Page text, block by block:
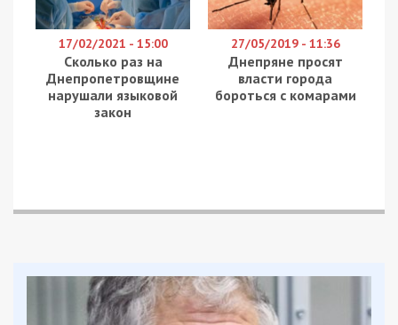
17/02/2021 - 15:00
Сколько раз на
Днепропетровщине
нарушали языковой
закон
27/05/2019 - 11:36
Днепряне просят
власти города
бороться с комарами